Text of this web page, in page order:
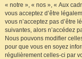
« notre », « nos », « Aux
vous acceptez d’être
vous n’acceptez pas d’être
suivantes, alors n’accédez
Nous pouvons modifier
pour que vous en soyez
régulièrement celles-ci par